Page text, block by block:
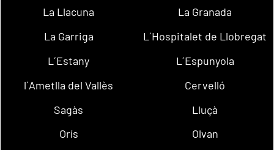
La Llacuna
La Granada
La Garriga
L´Hospitalet de Llobregat
L´Estany
L´Espunyola
l´Ametlla del Vallès
Cervelló
Sagàs
Lluçà
Orís
Olvan